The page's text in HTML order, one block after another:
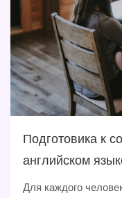
Подготовика к
английском
Для каждого